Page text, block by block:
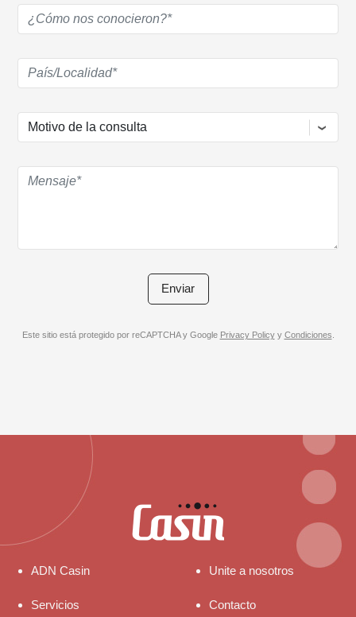
Este sitio está protegido por reCAPTCHA y Google Privacy Policyy Condiciones
ADN Casin
Servicios
Unite a nosotros
Contacto